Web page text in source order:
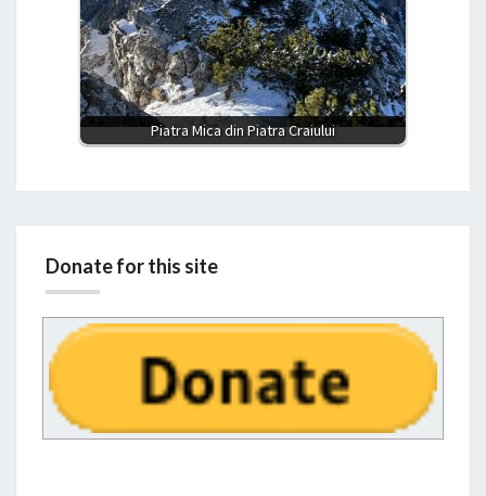
Piatra Mica din Piatra Craiului
Donate for this site